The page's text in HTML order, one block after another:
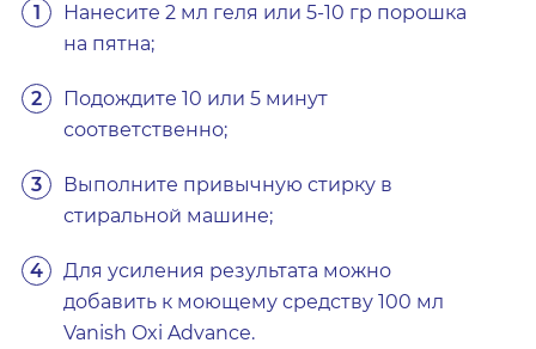
Нанесите 2 мл геля или 5-10 гр порошка
на пятна;
Подождите 10 или 5 минут
соответственно;
Выполните привычную стирку в
стиральной машине;
Для усиления результата можно
добавить к моющему средству 100 мл
Vanish Oxi Advance.